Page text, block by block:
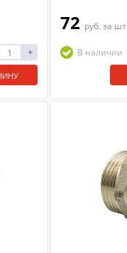
+
72 руб. за шт
В наличии